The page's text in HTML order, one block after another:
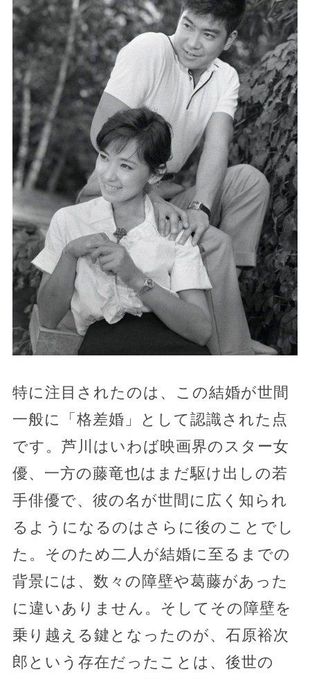
特に注目されたのは、この結婚が世間
一般に「格差婚」として認識された点
です。芦川はいわば映画界のスター女
優、一方の藤竜也はまだ駆け出しの若
手俳優で、彼の名が世間に広く知られ
るようになるのはさらに後のことでし
た。そのため二人が結婚に至るまでの
背景には、数々の障壁や葛藤があった
に違いありません。そしてその障壁を
乗り越える鍵となったのが、石原裕次
郎という存在だったことは、後世の